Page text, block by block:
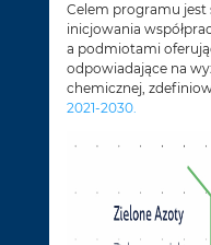
Celem programu
inicjowania
a podmiotami
odpowiadające na
chemicznej,
2021-2030.